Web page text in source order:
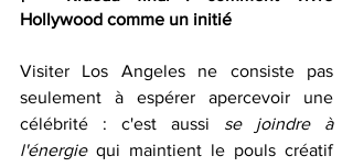
Hollywood comme un initié
Visiter Los Angeles ne consiste pas
seulement à espérer apercevoir une
célébrité : c'est aussi se joindre à
l'énergie qui maintient le pouls créatif